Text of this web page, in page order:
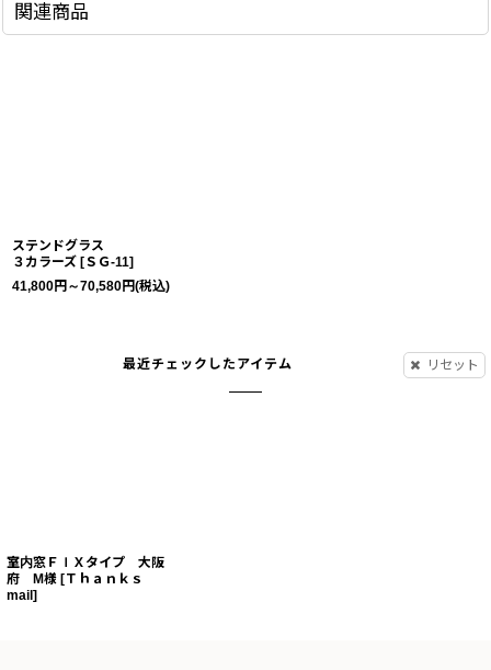
関連商品
ステンドグラス
３カラーズ [ＳＧ-11]
41,800円 ～70,580円(税込)
最近チェックしたアイテム リセット
室内窓ＦＩＸタイプ 大阪
府 M様 [Ｔｈａｎｋｓ
mail ]